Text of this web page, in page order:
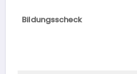
Bildungsscheck